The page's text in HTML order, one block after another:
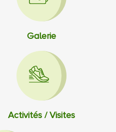
Galerie
Activités / Visites